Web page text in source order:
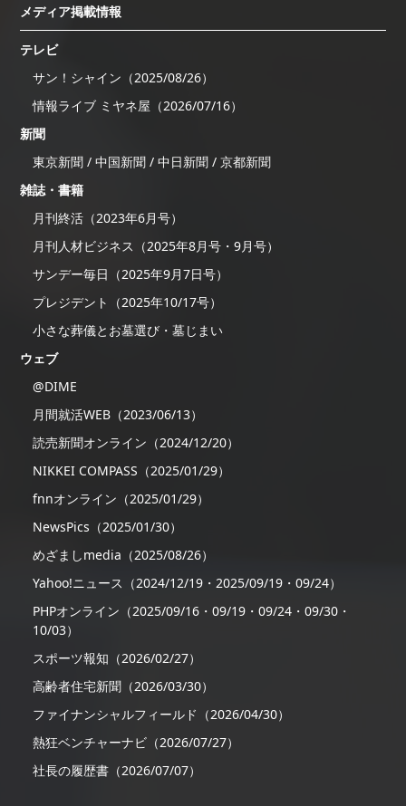
メディア掲載情報
テレビ
サン！シャイン（2025/08/26）
情報ライブ ミヤネ屋（2026/07/16）
新聞
東京新聞 / 中国新聞 / 中日新聞 / 京都新聞
雑誌・書籍
月刊終活（2023年6月号）
月刊人材ビジネス（2025年8月号・9月号）
サンデー毎日（2025年9月7日号）
プレジデント（2025年10/17号）
小さな葬儀とお墓選び・墓じまい
ウェブ
@DIME
月間就活WEB（2023/06/13）
読売新聞オンライン（2024/12/20）
NIKKEI COMPASS（2025/01/29）
fnnオンライン（2025/01/29）
NewsPics（2025/01/30）
めざましmedia（2025/08/26）
Yahoo!ニュース（2024/12/19・2025/09/19・09/24）
PHPオンライン（2025/09/16・09/19・09/24・09/30・
10/03）
スポーツ報知（2026/02/27）
高齢者住宅新聞（2026/03/30）
ファイナンシャルフィールド（2026/04/30）
熱狂ベンチャーナビ（2026/07/27）
社長の履歴書（2026/07/07）